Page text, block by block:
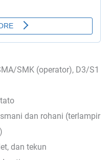
SMK (operator), D3/S1
dan rohani (terlampir
dan tekun